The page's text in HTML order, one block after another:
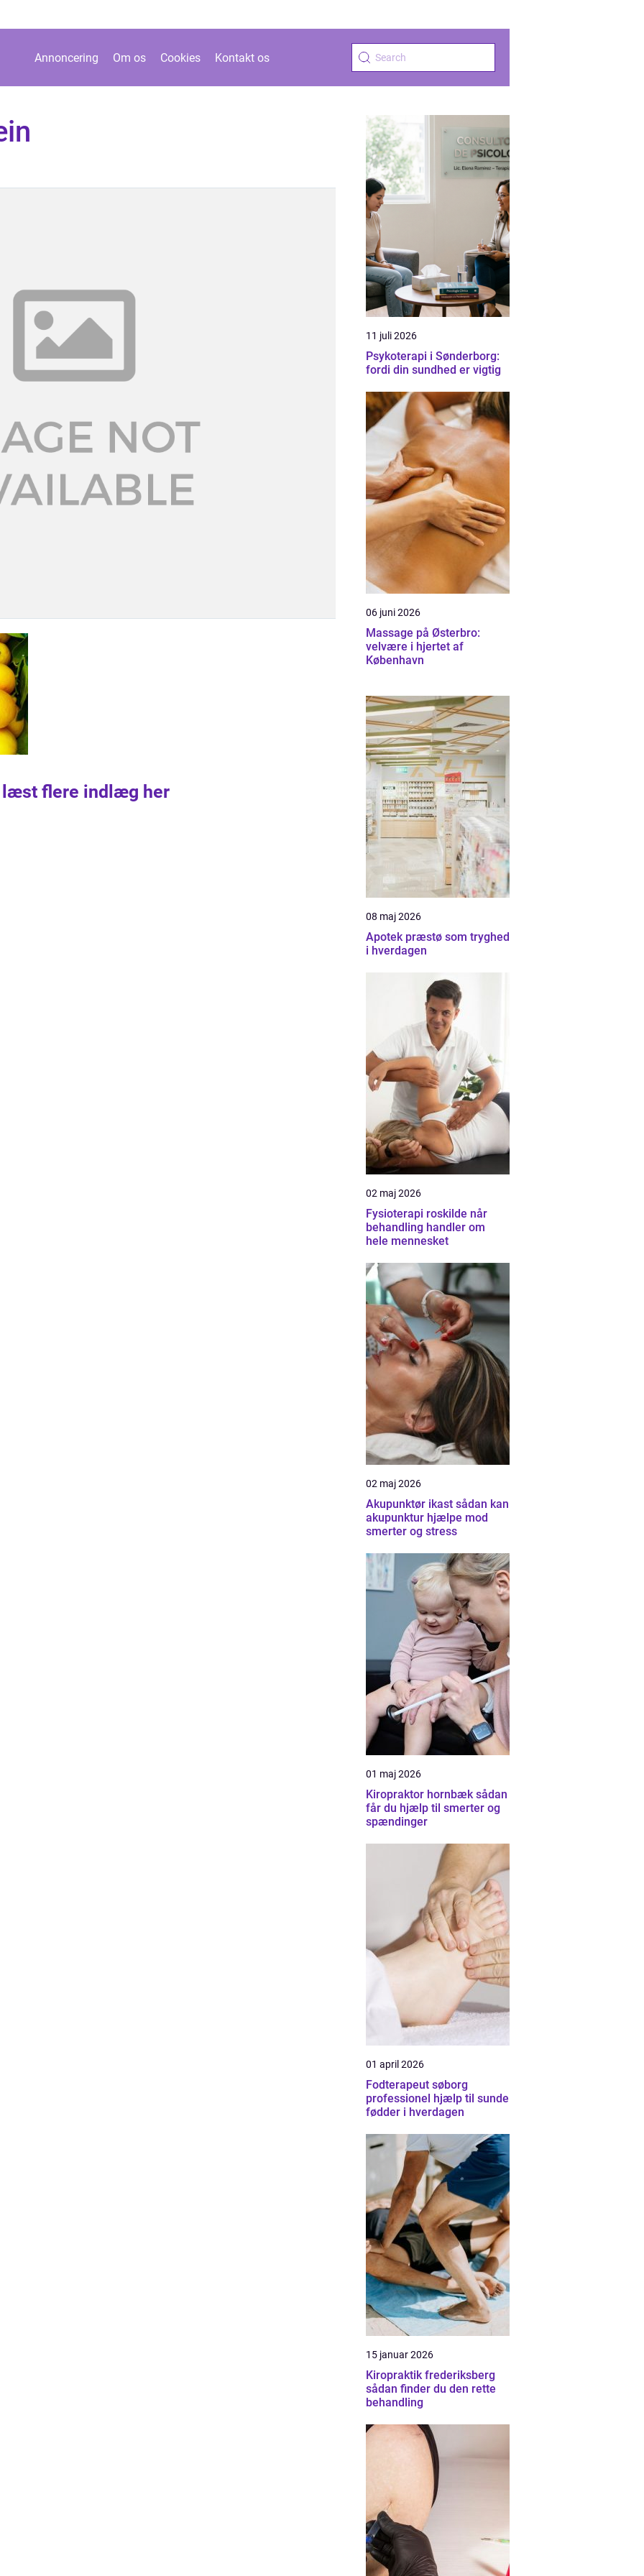
Annoncering Om os Cookies Kontakt os
læst flere indlæg her
11 juli 2026
Psykoterapi i Sønderborg:
fordi din sundhed er vigtig
06 juni 2026
Massage på Østerbro:
velvære i hjertet af
København
08 maj 2026
Apotek præstø som tryghed
i hverdagen
02 maj 2026
Fysioterapi roskilde når
behandling handler om
hele mennesket
02 maj 2026
Akupunktør ikast sådan kan
akupunktur hjælpe mod
smerter og stress
01 maj 2026
Kiropraktor hornbæk sådan
får du hjælp til smerter og
spændinger
01 april 2026
Fodterapeut søborg
professionel hjælp til sunde
fødder i hverdagen
15 januar 2026
Kiropraktik frederiksberg
sådan finder du den rette
behandling